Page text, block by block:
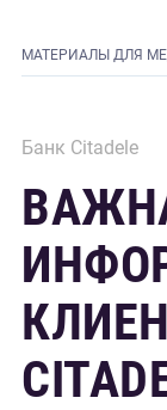
MАТЕРИАЛЫ ДЛЯ
Банк Citadele